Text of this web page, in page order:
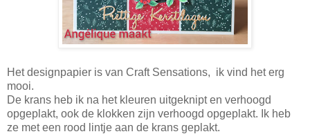
Het designpapier is van Craft Sensations, ik vind het erg
mooi.
De krans heb ik na het kleuren uitgeknipt en verhoogd
opgeplakt, ook de klokken zijn verhoogd opgeplakt. Ik heb
ze met een rood lintje aan de krans geplakt.